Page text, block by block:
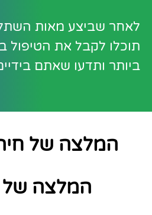
לאחר שביצע מאות
תוכלו לקבל את הטיפול
ביותר ותדעו שאתם
המלצה של חיה
המלצה של